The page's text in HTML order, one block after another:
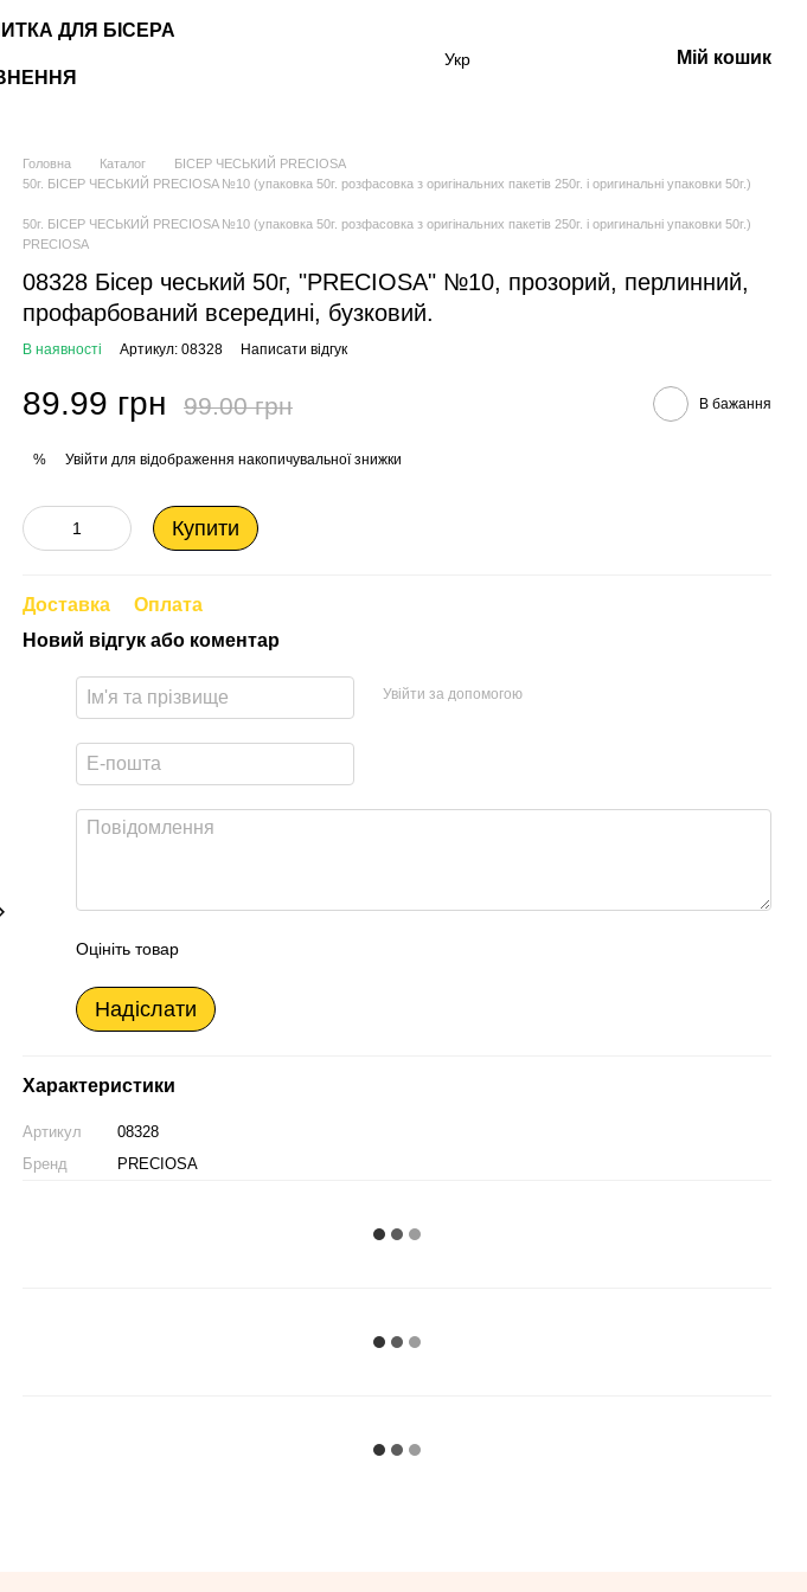
ДЛЯ БІСЕРА
Укр Мій кошик
Головна Каталог
БІСЕР ЧЕСЬКИЙ PRECIOSA
50г. БІСЕР ЧЕСЬКИЙ PRECIOSA №10 (упаковка 50г. розфасовка з оригінальних пакетів 250г. і оригинальні упаковки 50г.)
50г. БІСЕР ЧЕСЬКИЙ PRECIOSA №10 (упаковка 50г. розфасовка з оригінальних пакетів 250г. і оригинальні упаковки 50г.)
PRECIOSA
08328 Бісер чеський 50г, "PRECIOSA" №10, прозорий, перлинний,
профарбований всередині, бузковий.
В наявності Артикул: 08328 Написати відгук
89.99 грн 99.00 грн В бажання
% Увійти для відображення накопичувальної знижки
Купити
Доставка
Оплата
Новий відгук або коментар
Увійти за допомогою
Оцініть товар
Надіслати
Характеристики
Артикул
08328
Бренд
PRECIOSA